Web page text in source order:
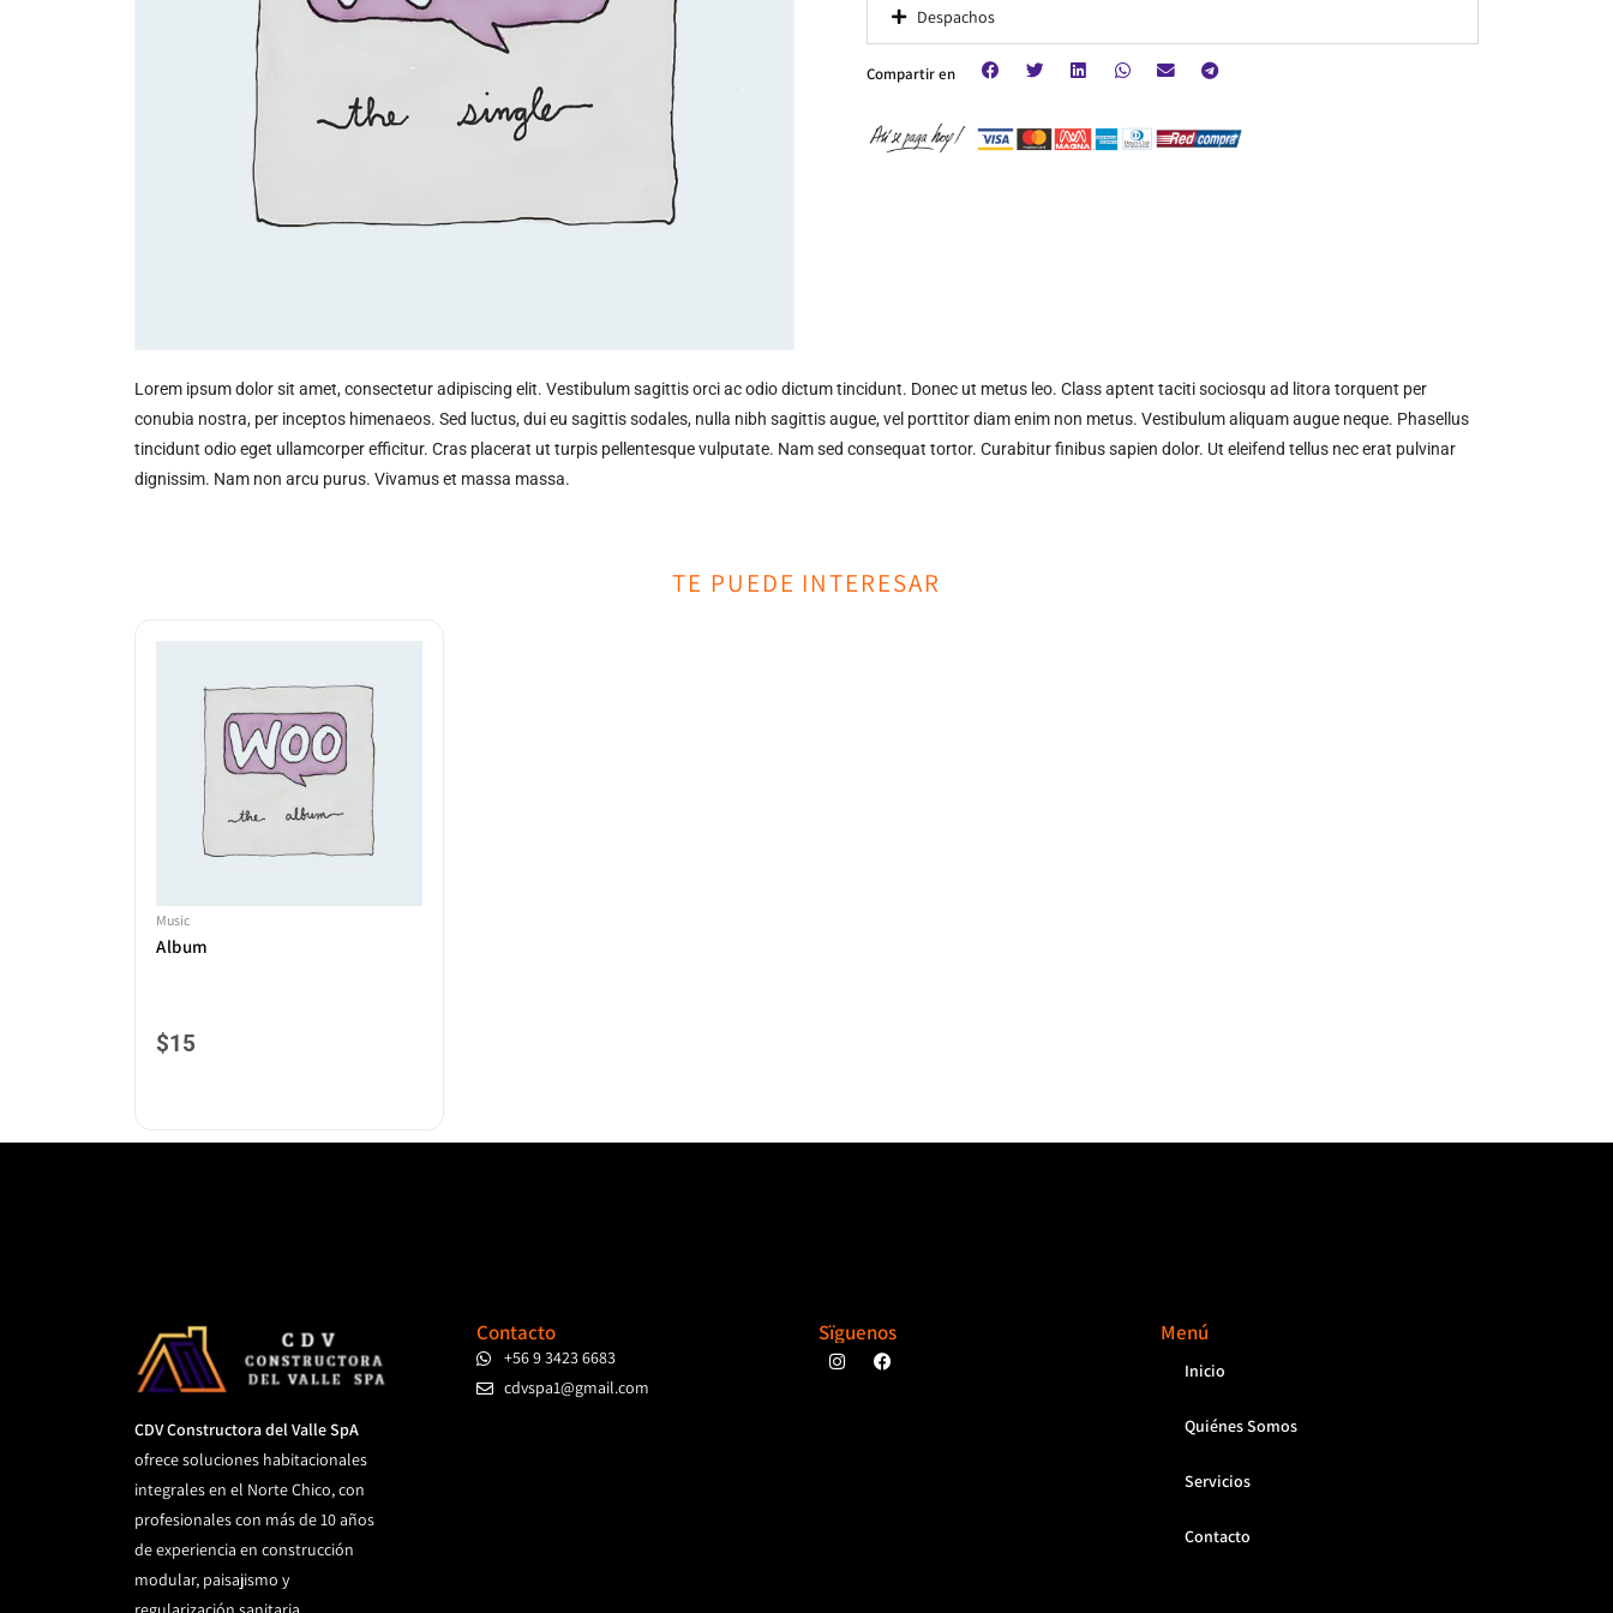
Despachos
Compartir en
Lorem ipsum dolor sit amet, consectetur adipiscing elit. Vestibulum sagittis orci ac odio dictum tincidunt. Donec ut metus leo. Class aptent taciti sociosqu ad litora torquent per
conubia nostra, per inceptos himenaeos. Sed luctus, dui eu sagittis sodales, nulla nibh sagittis augue, vel porttitor diam enim non metus. Vestibulum aliquam augue neque. Phasellus
tincidunt odio eget ullamcorper efficitur. Cras placerat ut turpis pellentesque vulputate. Nam sed consequat tortor. Curabitur finibus sapien dolor. Ut eleifend tellus nec erat pulvinar
dignissim. Nam non arcu purus. Vivamus et massa massa.
TE PUEDE INTERESAR
Music
Album
$15
CDV Constructora del Valle SpA
ofrece soluciones habitacionales
integrales en el Norte Chico, con
profesionales con más de 10 años
de experiencia en construcción
modular, paisajismo y
Contacto
+56 9 3423 6683
cdvspa1@gmail.com
Sïguenos Menú
Inicio
Quiénes Somos
Servicios
Contacto